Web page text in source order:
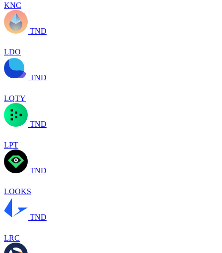
KNC
TND
LDO
TND
LQTY
TND
LPT
TND
LOOKS
TND
LRC